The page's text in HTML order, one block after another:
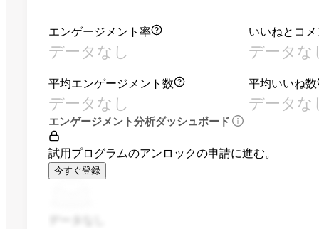
エンゲージメント率
データなし
いいねとコ
データな
平均エンゲージメント数
データなし
平均いいね数
データな
エンゲージメント分析ダッシュボード
試用プログラムのアンロックの申請に進む。
今すぐ登録